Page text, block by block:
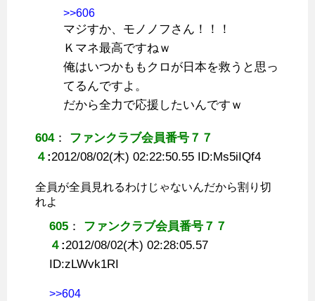
>>606
マジすか、モノノフさん！！！
Ｋマネ最高ですねｗ
俺はいつかももクロが日本を救うと思っ
てるんですよ。
だから全力で応援したいんですｗ
604： ファンクラブ会員番号７７
４ :2012/08/02(木) 02:22:50.55 ID:Ms5iIQf4
全員が全員見れるわけじゃないんだから割り切
れよ
605 ： ファンクラブ会員番号７７
４ :2012/08/02(木) 02:28:05.57
ID:zLWvk1RI
>>604